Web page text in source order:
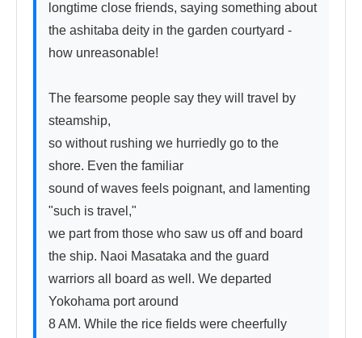
longtime close friends, saying something about
the ashitaba deity in the garden courtyard -
how unreasonable!
The fearsome people say they will travel by
steamship,
so without rushing we hurriedly go to the
shore. Even the familiar
sound of waves feels poignant, and lamenting
"such is travel,"
we part from those who saw us off and board
the ship. Naoi Masataka and the guard
warriors all board as well. We departed
Yokohama port around
8 AM. While the rice fields were cheerfully